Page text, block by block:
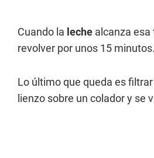
Cuando la leche alcanza esa
revolver por unos 15
Lo último que queda es
lienzo sobre un colador y se